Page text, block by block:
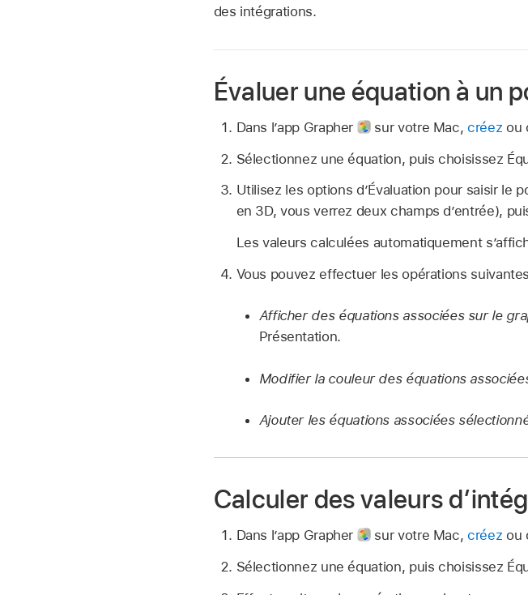
des intégrations.
Évaluer une équation à un
Dans l’app Grapher sur votre Mac,créez ou
Sélectionnez une équation, puis choisissez
Utilisez les options d’Évaluation pour saisir le
en 3D, vous verrez deux champs d’entrée),
Les valeurs calculées automatiquement
Vous pouvez effectuer les opérations
Afficher des équations associées sur le
Présentation.
Modifier la couleur des équations
Ajouter les équations associées
Calculer des valeurs
Dans l’app Grapher sur votre Mac,créez ou
Sélectionnez une équation, puis choisissez